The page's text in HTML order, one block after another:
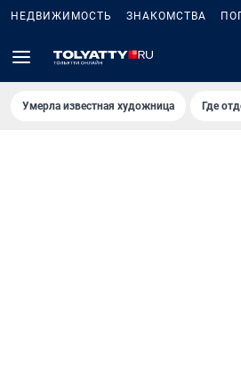
НЕДВИЖИМОСТЬ ЗНАКОМСТВА
Умерла известная художница Где